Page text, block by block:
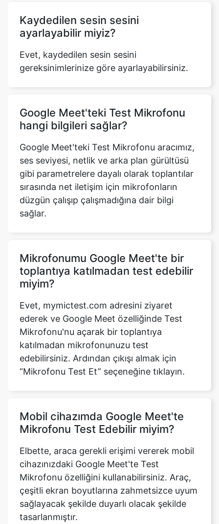
Kaydedilen sesin sesini
ayarlayabilir miyiz?
Evet, kaydedilen sesin sesini
gereksinimlerinize göre ayarlayabilirsiniz.
Google Meet'teki Test Mikrofonu
hangi bilgileri sağlar?
Google Meet'teki Test Mikrofonu aracımız,
ses seviyesi, netlik ve arka plan gürültüsü
gibi parametrelere dayalı olarak toplantılar
sırasında net iletişim için mikrofonların
düzgün çalışıp çalışmadığına dair bilgi
sağlar.
Mikrofonumu Google Meet'te bir
toplantıya katılmadan test edebilir
miyim?
Evet, mymictest.com adresini ziyaret
ederek ve Google Meet özelliğinde Test
Mikrofonu'nu açarak bir toplantıya
katılmadan mikrofonunuzu test
edebilirsiniz. Ardından çıkışı almak için
“Mikrofonu Test Et” seçeneğine tıklayın.
Mobil cihazımda Google Meet'te
Mikrofonu Test Edebilir miyim?
Elbette, araca gerekli erişimi vererek mobil
cihazınızdaki Google Meet'te Test
Mikrofonu özelliğini kullanabilirsiniz. Araç,
çeşitli ekran boyutlarına zahmetsizce uyum
sağlayacak şekilde duyarlı olacak şekilde
tasarlanmıştır.